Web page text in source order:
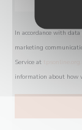
In accordance with
marketing
Service at
information about how